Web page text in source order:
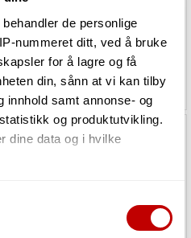
behandler de personlige
nummeret ditt, ved å bruke
for å lagre og få
din, sånn at vi kan tilby
innhold samt annonse- og
og produktutvikling.
dine data og i hvilke
om den geografiske
17 999,-